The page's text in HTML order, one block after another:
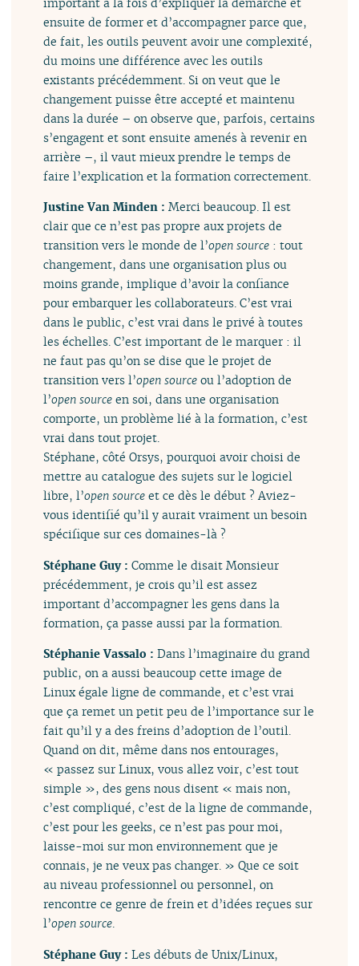
ensuite de former et d’accompagner parce que,
de fait, les outils peuvent avoir une complexité,
du moins une différence avec les outils
existants précédemment. Si on veut que le
changement puisse être accepté et maintenu
dans la durée – on observe que, parfois, certains
s’engagent et sont ensuite amenés à revenir en
arrière –, il vaut mieux prendre le temps de
faire l’explication et la formation correctement.
Justine Van Minden :Merci beaucoup. Il est
clair que ce n’est pas propre aux projets de
transition vers le monde de l’open source : tout
changement, dans une organisation plus ou
moins grande, implique d’avoir la confiance
pour embarquer les collaborateurs. C’est vrai
dans le public, c’est vrai dans le privé à toutes
les échelles. C’est important de le marquer : il
ne faut pas qu’on se dise que le projet de
transition vers l’open source ou l’adoption de
l’open source en soi, dans une organisation
comporte, un problème lié à la formation, c’est
vrai dans tout projet.
Stéphane, côté Orsys, pourquoi avoir choisi de
mettre au catalogue des sujets sur le logiciel
libre, l’open source et ce dès le début ? Aviez-
vous identifié qu’il y aurait vraiment un besoin
spécifique sur ces domaines-là ?
Stéphane Guy :Comme le disait Monsieur
précédemment, je crois qu’il est assez
important d’accompagner les gens dans la
formation, ça passe aussi par la formation.
Stéphanie Vassalo :Dans l’imaginaire du grand
public, on a aussi beaucoup cette image de
Linux égale ligne de commande, et c’est vrai
que ça remet un petit peu de l’importance sur le
fait qu’il y a des freins d’adoption de l’outil.
Quand on dit, même dans nos entourages,
« passez sur Linux, vous allez voir, c’est tout
simple », des gens nous disent « mais non,
c’est compliqué, c’est de la ligne de commande,
c’est pour les geeks, ce n’est pas pour moi,
laisse-moi sur mon environnement que je
connais, je ne veux pas changer. » Que ce soit
au niveau professionnel ou personnel, on
rencontre ce genre de frein et d’idées reçues sur
l’open source.
Stéphane Guy :Les débuts de Unix/Linux,